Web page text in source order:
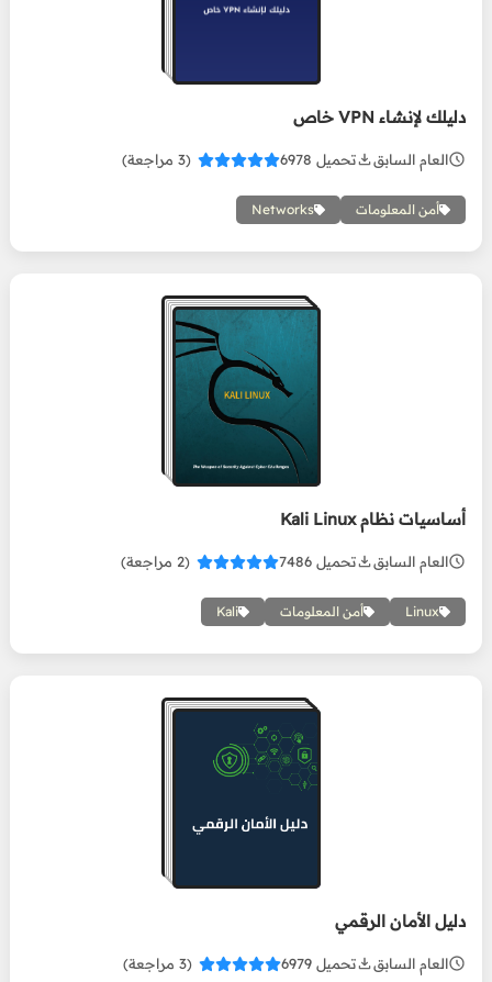
خاص
دليلك لإنشاء VPN خاص
العام السابق تحميل 6978 (3 مراجعة)
أمن المعلومات Networks
أساسيات نظام Kali
أساسيات نظام Kali Linux
العام السابق تحميل 7486 (2 مراجعة)
Linux أمن المعلومات Kali
دليل الأمان الرقمي
العام السابق تحميل 6979 (3 مراجعة)